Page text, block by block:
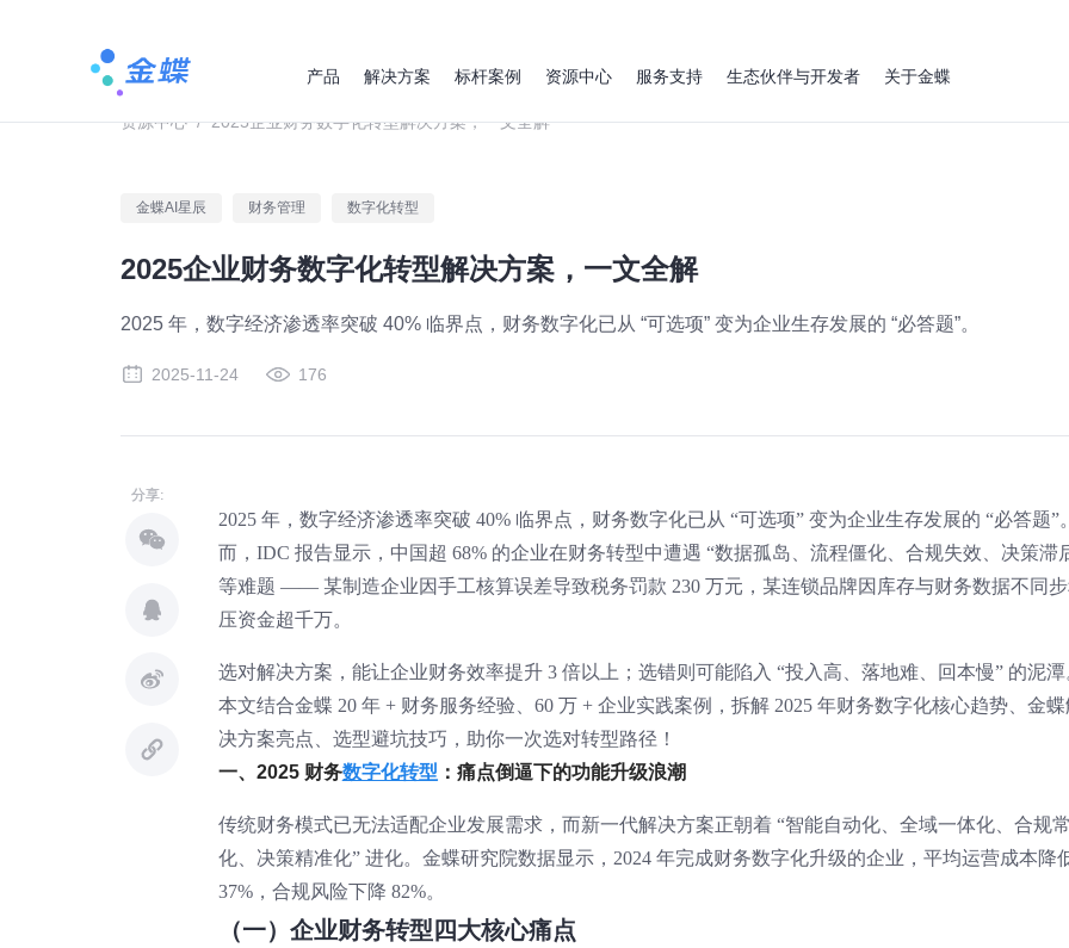
产品 解决方案 标杆案例 资源中心 服务支持 生态伙伴与开发者 关于金蝶
资源中心 / 2025企业财务数字化转型解决方案，一文全解
金蝶AI星辰 财务管理 数字化转型
2025企业财务数字化转型解决方案，一文全解
2025 年，数字经济渗透率突破 40% 临界点，财务数字化已从 “可选项” 变为企业生存发展的 “必答题”。
2025-11-24 176
分享:
2025 年，数字经济渗透率突破 40% 临界点，财务数字化已从 “可选项” 变为企业生存发展的 “必答题”
而，IDC 报告显示，中国超 68% 的企业在财务转型中遭遇 “数据孤岛、流程僵化、合规失效、决策滞
等难题 —— 某制造企业因手工核算误差导致税务罚款 230 万元，某连锁品牌因库存与财务数据不同
压资金超千万。
选对解决方案，能让企业财务效率提升 3 倍以上；选错则可能陷入 “投入高、落地难、回本慢” 的泥潭
本文结合金蝶 20 年 + 财务服务经验、60 万 + 企业实践案例，拆解 2025 年财务数字化核心趋势、金蝶
决方案亮点、选型避坑技巧，助你一次选对转型路径！
一、2025 财务数字化转型 ：痛点倒逼下的功能升级浪潮
传统财务模式已无法适配企业发展需求，而新一代解决方案正朝着 “智能自动化、全域一体化、合规
化、决策精准化” 进化。金蝶研究院数据显示，2024 年完成财务数字化升级的企业，平均运营成本降
37%，合规风险下降 82%。
（一）企业财务转型四大核心痛点